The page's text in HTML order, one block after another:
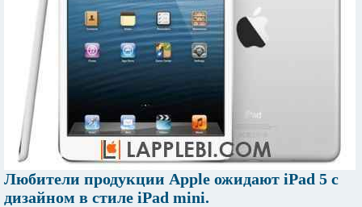
Любители продукции Apple ожидают iPad 5 с
дизайном в стиле iPad mini.